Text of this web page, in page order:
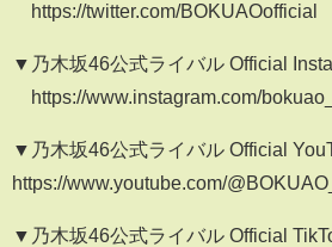
https://twitter.com/BOKUAOofficial
▼乃木坂46公式ライバル Official
https://www.instagram.com/
▼乃木坂46公式ライバル Official
https://www.youtube.com/
▼乃木坂46公式ライバル Official